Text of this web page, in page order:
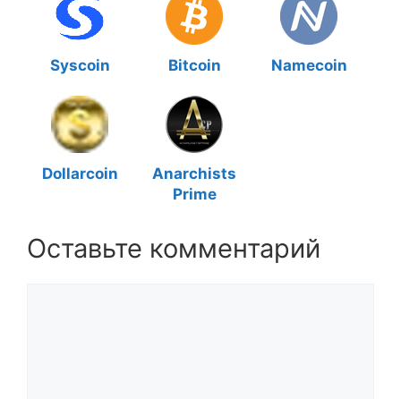
Syscoin Bitcoin Namecoin
Dollarcoin
Anarchists
Prime
Оставьте комментарий